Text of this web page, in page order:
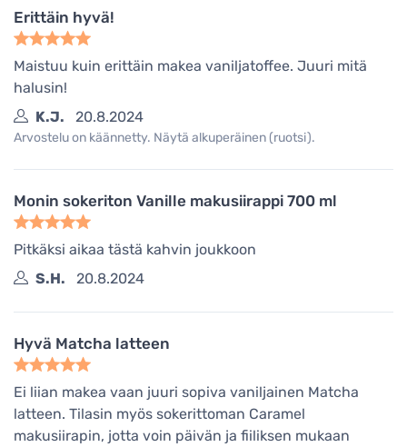
Erittäin hyvä!
Maistuu kuin erittäin makea vaniljatoffee. Juuri mitä
halusin!
K.J.
20.8.2024
Arvostelu on käännetty. Näytä alkuperäinen (ruotsi).
Monin sokeriton Vanille makusiirappi 700 ml
Pitkäksi aikaa tästä kahvin joukkoon
S.H.
20.8.2024
Hyvä Matcha latteen
Ei liian makea vaan juuri sopiva vaniljainen Matcha
latteen. Tilasin myös sokerittoman Caramel
makusiirapin, jotta voin päivän ja fiiliksen mukaan